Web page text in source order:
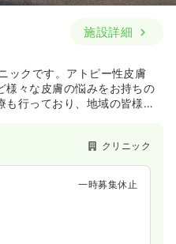
施設詳細
ックです。アトピー性皮膚
様々な皮膚の悩みをお持ちの
行っており、地域の皆様に
クリニック
一時募集休止